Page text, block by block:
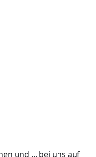
und ... bei uns auf